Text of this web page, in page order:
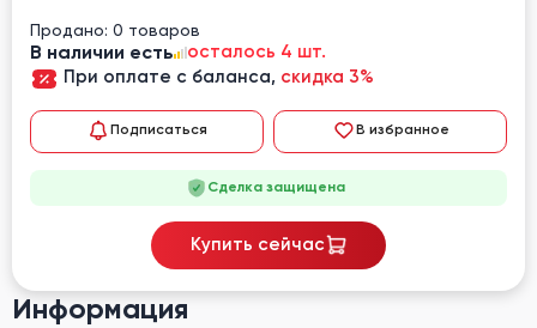
Информация
Продано: 0 товаров
В наличии есть
осталось 4 шт.
При оплате с баланса, скидка 3%
Подписаться В избранное
Сделка защищена
Купить сейчас